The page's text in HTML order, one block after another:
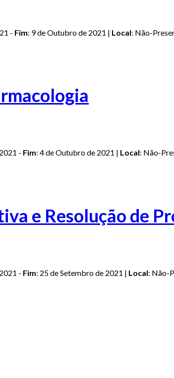
- Fim: 9 de Outubro de 2021 | Local: Não-
- Fim: 4 de Outubro de 2021 | Local: Não-
e Resolução de
- Fim: 25 de Setembro de 2021 | Local: Não-